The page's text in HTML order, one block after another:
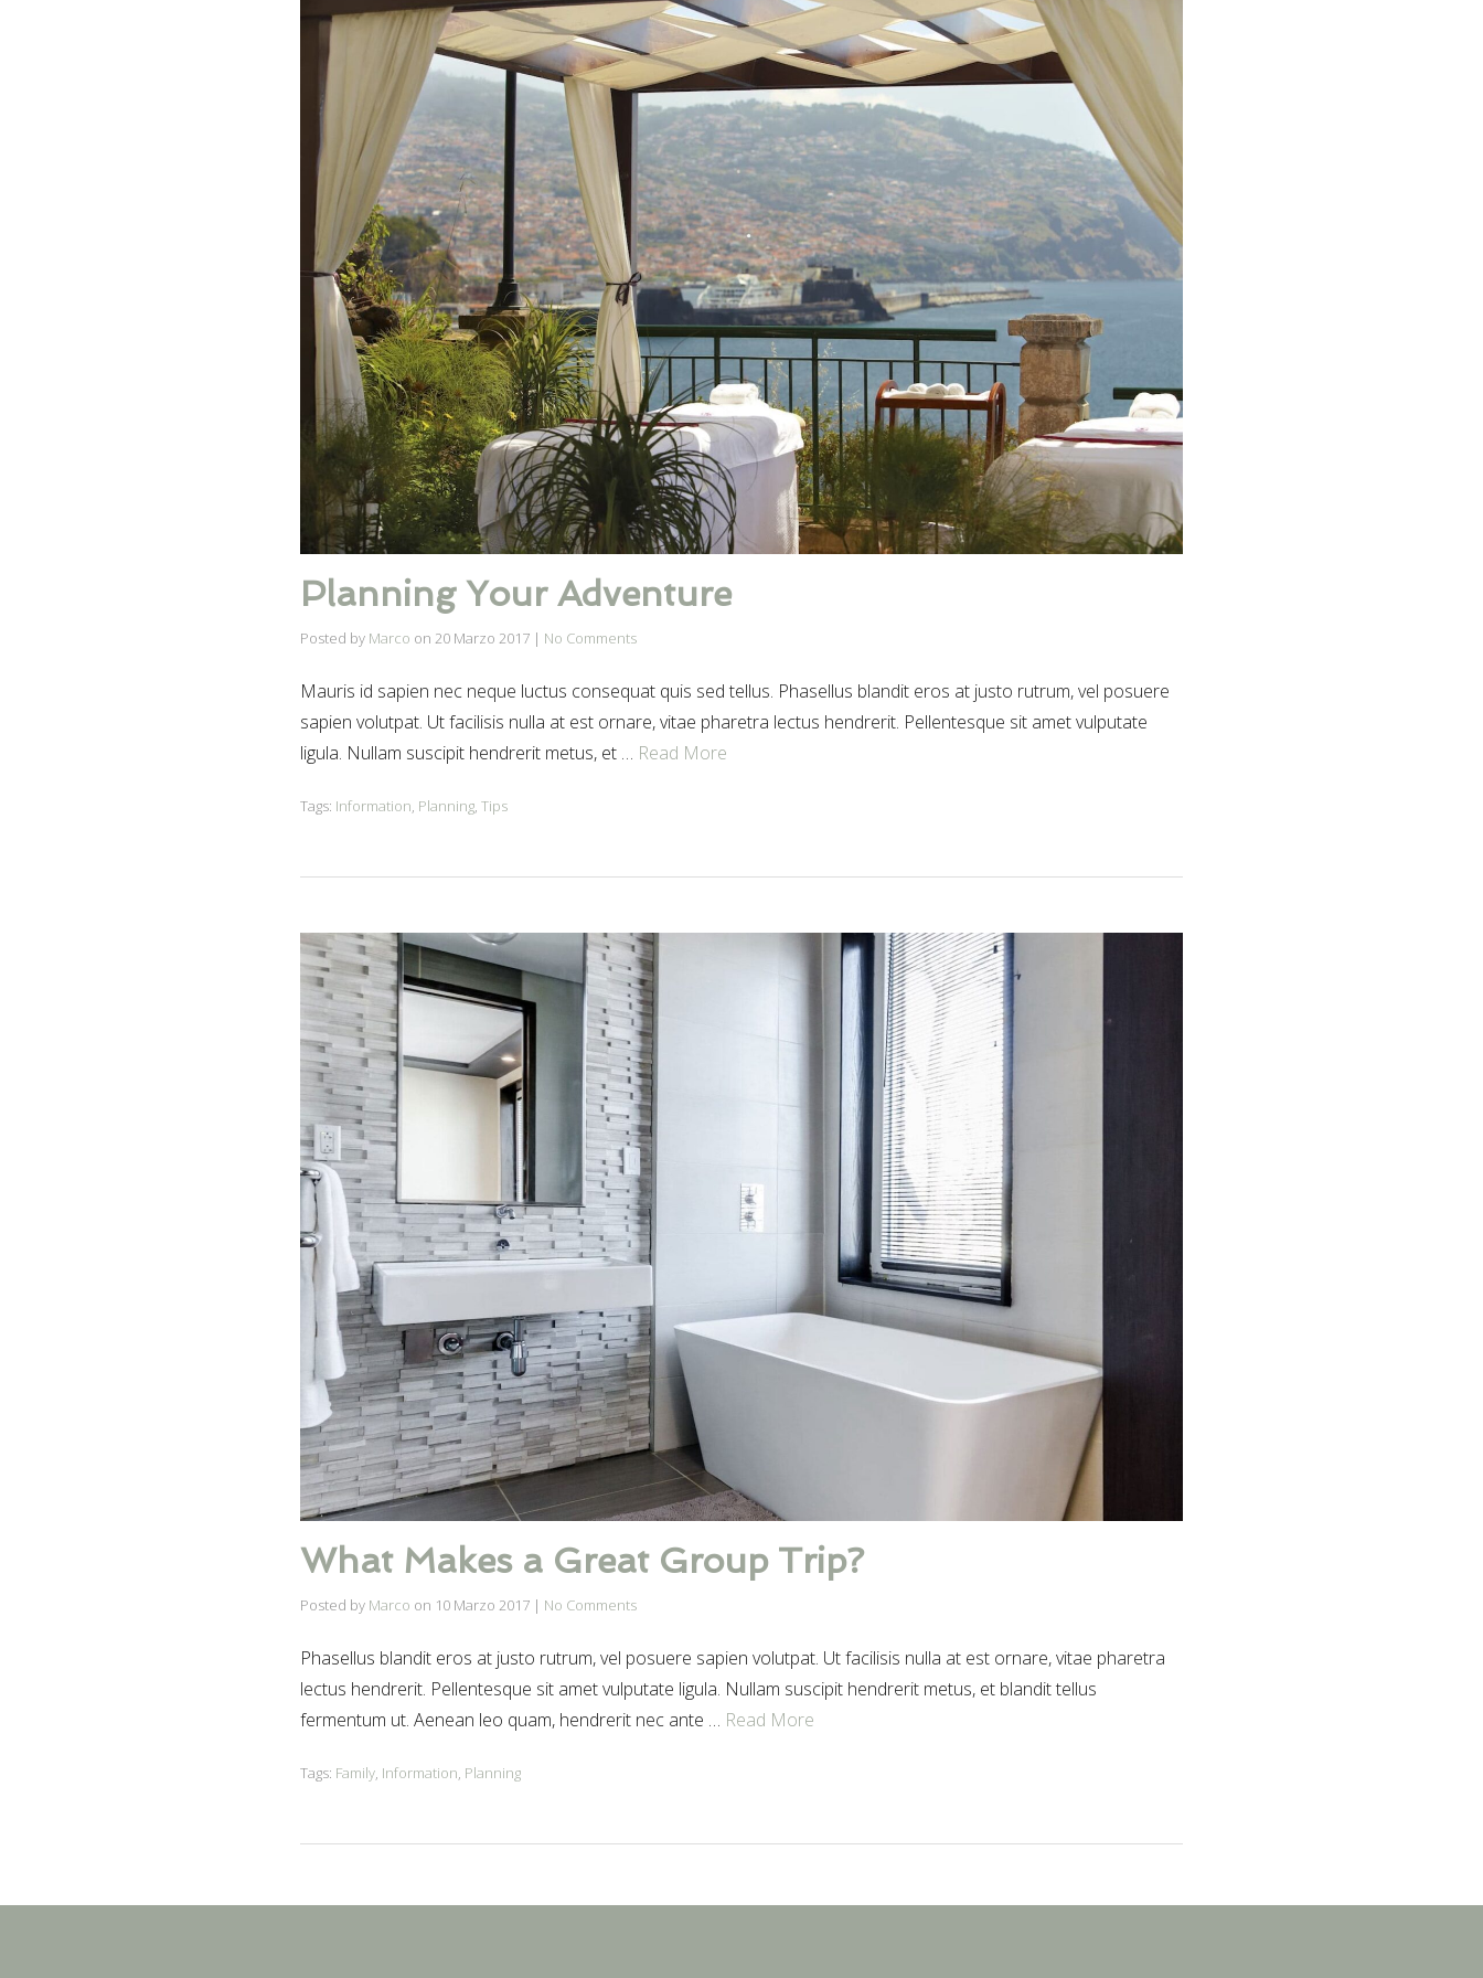
Planning Your Adventure
Posted by Marco on 20 Marzo 2017 | No Comments
Mauris id sapien nec neque luctus consequat quis sed tellus. Phasellus blandit eros at justo rutrum, vel posuere
sapien volutpat. Ut facilisis nulla at est ornare, vitae pharetra lectus hendrerit. Pellentesque sit amet vulputate
ligula. Nullam suscipit hendrerit metus, et … Read More
Tags: Information Planning Tips
What Makes a Great Group Trip?
Posted by Marco on 10 Marzo 2017 | No Comments
Phasellus blandit eros at justo rutrum, vel posuere sapien volutpat. Ut facilisis nulla at est ornare, vitae pharetra
lectus hendrerit. Pellentesque sit amet vulputate ligula. Nullam suscipit hendrerit metus, et blandit tellus
fermentum ut. Aenean leo quam, hendrerit nec ante … Read More
Tags: Family, Information, Planning